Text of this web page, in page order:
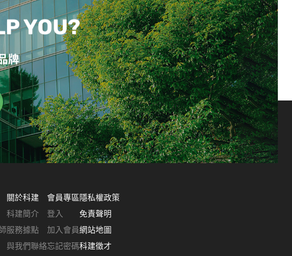
YOU?
牌
關於科建
科建簡介
服務據點
與我們聯絡
會員專區
登入
加入會員
忘記密碼
隱私權政策
免責聲明
網站地圖
科建徵才